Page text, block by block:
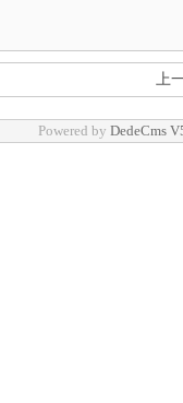
上
Powered by DedeCms